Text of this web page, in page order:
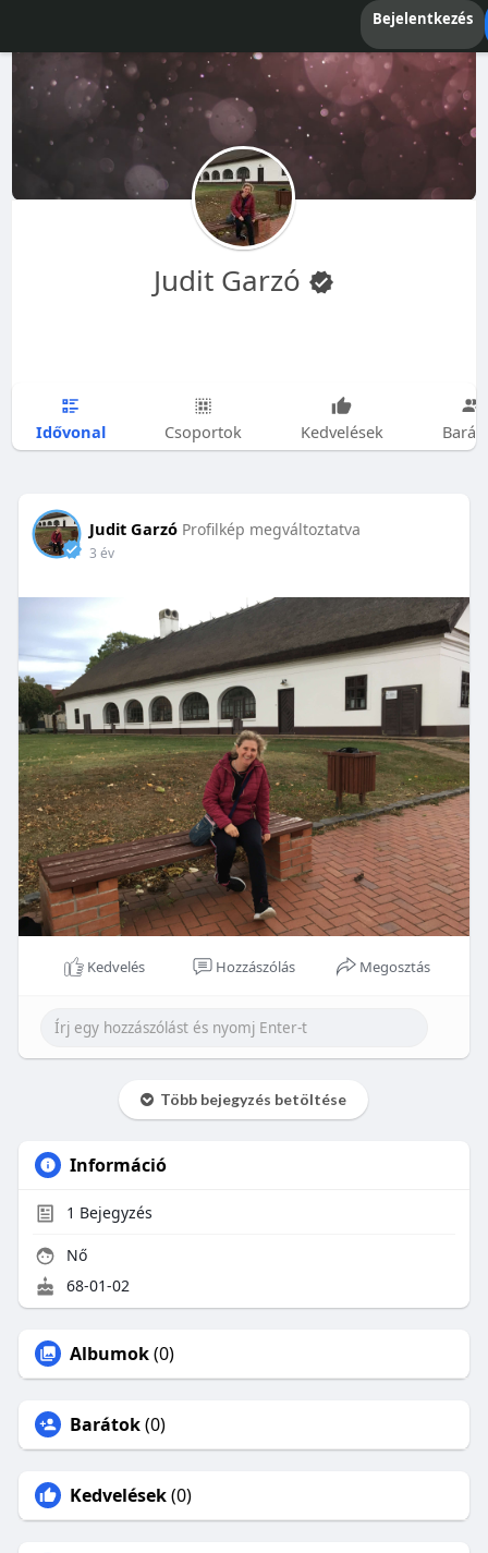
Bejelentkezés
Judit Garzó
Idővonal Csoportok Kedvelések
Judit Garzó Profilkép megváltoztatva
3 év
Kedvelés Hozzászólás Megosztás
Több bejegyzés betöltése
Információ
1 Bejegyzés
Nő
68-01-02
Albumok(0)
Barátok(0)
Kedvelések(0)